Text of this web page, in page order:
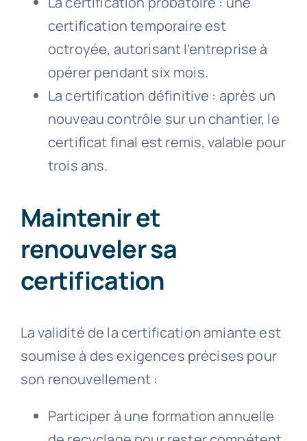
certification temporaire est
octroyée, autorisant l’entreprise à
opérer pendant six mois.
La certification définitive : après un
nouveau contrôle sur un chantier, le
certificat final est remis, valable pour
trois ans.
Maintenir et
renouveler sa
certification
La validité de la certification amiante est
soumise à des exigences précises pour
son renouvellement :
Participer à une formation annuelle